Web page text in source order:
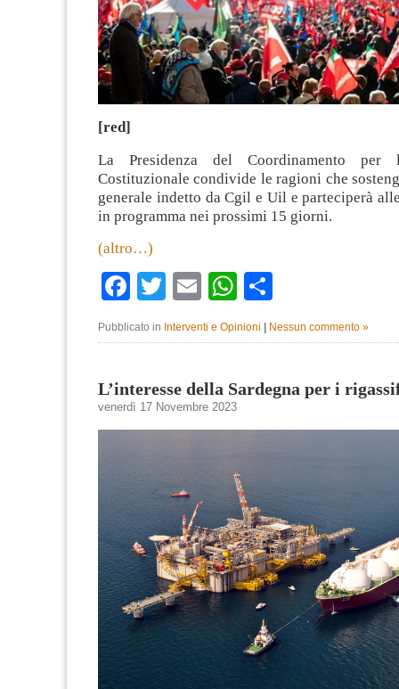
[red]
La Presidenza del Coordinamento per
Costituzionale condivide le ragioni che
generale indetto da Cgil e Uil e parteciperà
in programma nei prossimi 15 giorni.
(altro…)
Facebook
TwitterEmailWhatsApp
Pubblicato in Interventi e Opinioni Nessun commento »
L’interesse della Sardegna per i
venerdì 17 Novembre 2023